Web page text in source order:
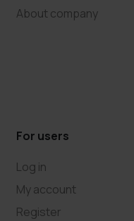
About company
For users
Log in
My account
Register